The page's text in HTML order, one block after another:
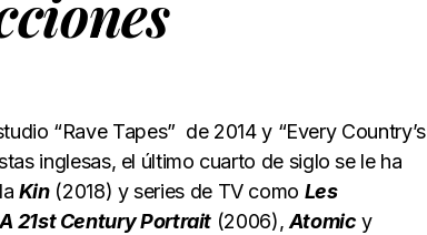
“Rave Tapes” de 2014 y “Every Country’s
inglesas, el último cuarto de siglo se le ha
Kin(2018) y series de TV como Les
21st Century Portrait (2006), Atomic y